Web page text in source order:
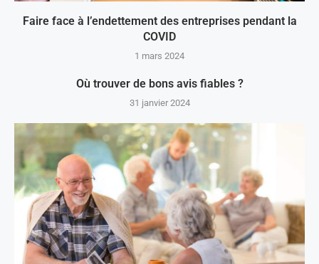
Faire face à l’endettement des entreprises pendant la
COVID
1 mars 2024
Où trouver de bons avis fiables ?
31 janvier 2024